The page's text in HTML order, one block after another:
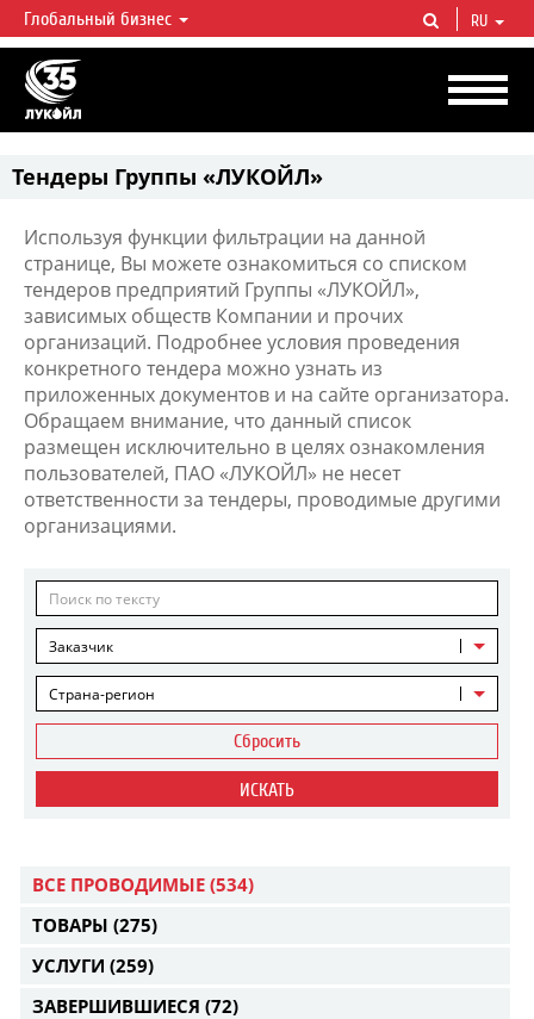
ЛУКОЙЛ СЕГОДНЯ
ЛУКОЙЛ — одна из крупнейших вертикально интегрированных
нефтегазовых компаний в мире, на долю которой приходится более 2%
мировой добычи нефти и около 1% доказанных запасов углеводородов.
Глобальный бизнес RU
Тендеры Группы «ЛУКОЙЛ»
Используя функции фильтрации на данной
странице, Вы можете ознакомиться со списком
тендеров предприятий Группы «ЛУКОЙЛ»,
зависимых обществ Компании и прочих
организаций. Подробнее условия проведения
конкретного тендера можно узнать из
приложенных документов и на сайте организатора.
Обращаем внимание, что данный список
размещен исключительно в целях ознакомления
пользователей, ПАО «ЛУКОЙЛ» не несет
ответственности за тендеры, проводимые другими
организациями.
Заказчик
Страна-регион
Сбросить
ИСКАТЬ
ВСЕ ПРОВОДИМЫЕ (534)
ТОВАРЫ (275)
УСЛУГИ (259)
ЗАВЕРШИВШИЕСЯ (72)